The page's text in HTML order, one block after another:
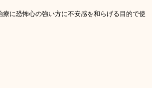
療に恐怖心の強い方に不安感を和らげる目的で使